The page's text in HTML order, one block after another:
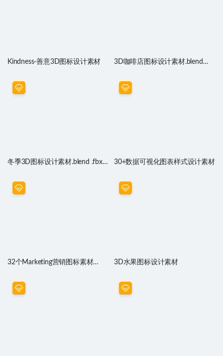
Kindness-善意3D图标设计素材
3D咖啡店图标设计素材.blend
冬季3D图标设计素材.blend .fbx
30+数据可视化图表样式设计素材
32个Marketing营销图标素材
3D水果图标设计素材